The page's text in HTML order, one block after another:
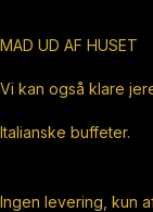
MAD UD AF HUSET
Vi kan også klare
Italianske buffeter.
Ingen levering, kun